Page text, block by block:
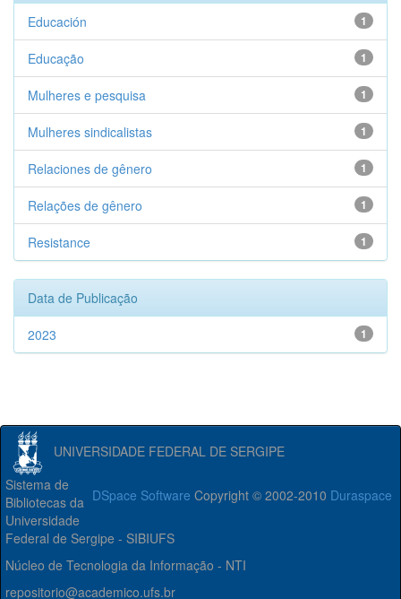
1
Educación
1
Educação
1
Mulheres e pesquisa
1
Mulheres sindicalistas
1
Relaciones de gênero
1
Relações de gênero
1
Resistance
Data de Publicação
1
2023
UNIVERSIDADE FEDERAL DE SERGIPE
DSpace Software Copyright © 2002-2010 Duraspace
Sistema de
Bibliotecas da
Universidade
Federal de Sergipe - SIBIUFS
Núcleo de Tecnologia da Informação - NTI
repositorio@academico.ufs.br